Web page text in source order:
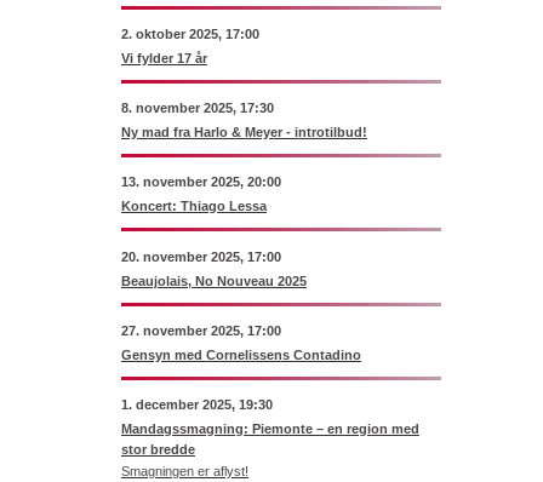
2. oktober 2025, 17:00
Vi fylder 17 år
8. november 2025, 17:30
Ny mad fra Harlo & Meyer - introtilbud!
13. november 2025, 20:00
Koncert: Thiago Lessa
20. november 2025, 17:00
Beaujolais, No Nouveau 2025
27. november 2025, 17:00
Gensyn med Cornelissens Contadino
1. december 2025, 19:30
Mandagssmagning: Piemonte – en region med
stor bredde
Smagningen er aflyst!